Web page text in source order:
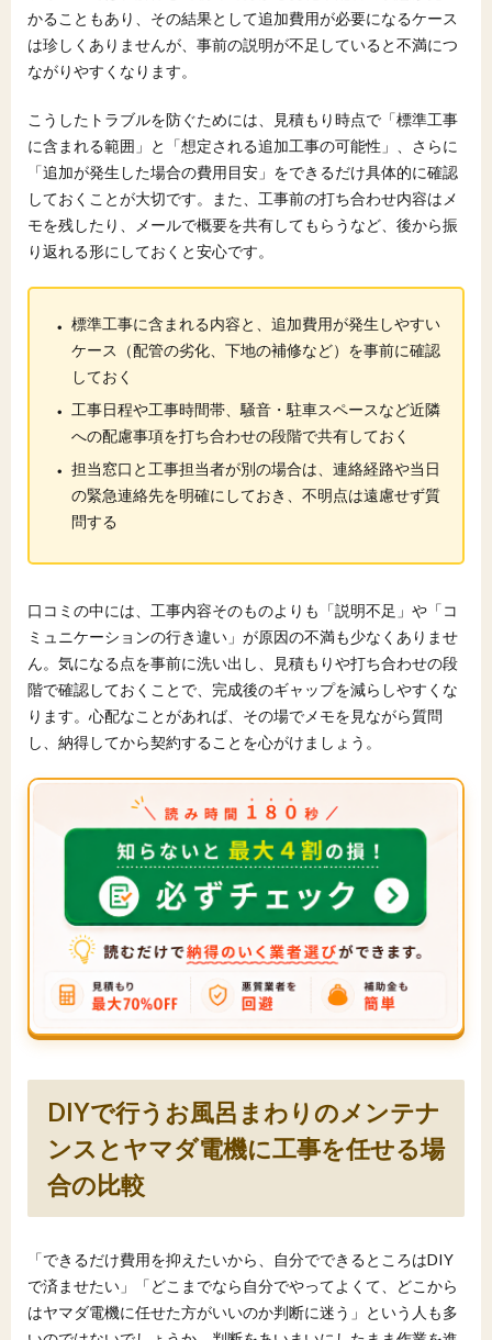
かることもあり、その結果として追加費用が必要になるケース
は珍しくありませんが、事前の説明が不足していると不満につ
ながりやすくなります。
こうしたトラブルを防ぐためには、見積もり時点で「標準工事
に含まれる範囲」と「想定される追加工事の可能性」、さらに
「追加が発生した場合の費用目安」をできるだけ具体的に確認
しておくことが大切です。また、工事前の打ち合わせ内容はメ
モを残したり、メールで概要を共有してもらうなど、後から振
り返れる形にしておくと安心です。
・ 標準工事に含まれる内容と、追加費用が発生しやすい
ケース（配管の劣化、下地の補修など）を事前に確認
しておく
・ 工事日程や工事時間帯、騒音 ・駐車スペースなど近隣
への配慮事項を打ち合わせの段階で共有しておく
・ 担当窓口と工事担当者が別の場合は、連絡経路や当日
の緊急連絡先を明確にしておき、不明点は遠慮せず質
問する
口コミの中には、工事内容そのものよりも「説明不足」や「コ
ミュニケーションの行き違い」が原因の不満も少なくありませ
ん。気になる点を事前に洗い出し、見積もりや打ち合わせの段
階で確認しておくことで、完成後のギャップを減らしやすくな
ります。心配なことがあれば、その場でメモを見ながら質問
し、納得してから契約することを心がけましょう。
DIYで行うお風呂まわりのメンテナ
ンスとヤマダ電機に工事を任せる場
合の比較
「できるだけ費用を抑えたいから、自分でできるところはDIY
で済ませたい」「どこまでなら自分でやってよくて、どこから
はヤマダ電機に任せた方がいいのか判断に迷う」という人も多